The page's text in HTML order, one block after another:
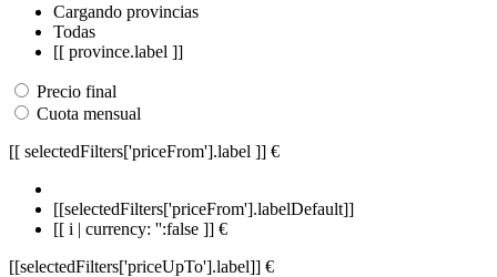
Cargando provincias
Todas
[[ province.label ]]
Precio final
Cuota mensual
[[ selectedFilters['priceFrom'].label ]] €
[[selectedFilters['priceFrom'].labelDefault]]
[[ i | currency: '':false ]] €
[[selectedFilters['priceUpTo'].label]] €